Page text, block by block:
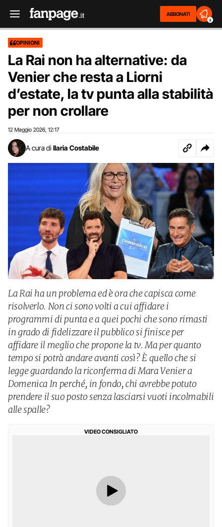
ABBONATI
2
OPINIONI
La Rai non ha alternative: da
Venier che resta a Liorni
d’estate, la tv punta alla stabilità
per non crollare
12 Maggio 2026 12:17
A cura di Ilaria Costabile
La Rai ha un problema ed è ora che capisca come
risolverlo. Non ci sono volti a cui affidare i
programmi di punta e a quei pochi che sono rimasti
in grado di fidelizzare il pubblico si finisce per
affidare il meglio che propone la tv. Ma per quanto
tempo si potrà andare avanti così? È quello che si
legge guardando la riconferma di Mara Venier a
Domenica In perché, in fondo, chi avrebbe potuto
prendere il suo posto senza lasciarsi vuoti incolmabili
alle spalle?
VIDEO CONSIGLIATO